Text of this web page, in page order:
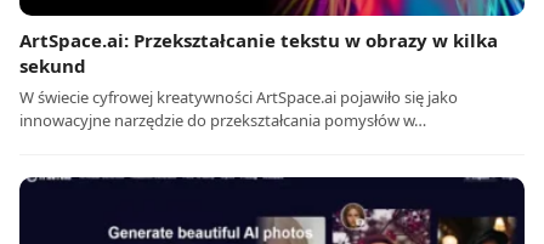
ArtSpace.ai: Przekształcanie tekstu w obrazy w kilka
sekund
W świecie cyfrowej kreatywności ArtSpace.ai pojawiło się jako
innowacyjne narzędzie do przekształcania pomysłów w…